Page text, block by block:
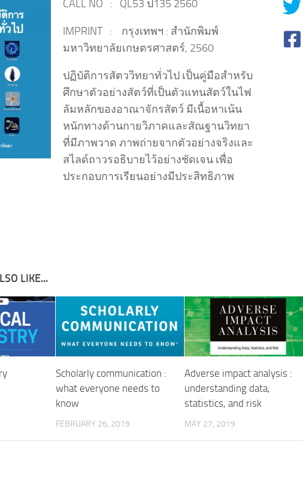
CALL NO : QL53 ป135 2560
IMPRINT : กรุงเทพฯ : สำนักพิมพ์
มหาวิทยาลัยเกษตรศาสตร์, 2560
ปฏิบัติการสัตววิทยาทั่วไป เป็นคู่มือสำหรับ
ศึกษาตัวอย่างสัตว์ที่เป็นตัวแทนสัตว์ในไฟ
ลัมหลักของอาณาจักรสัตว์ มีเนื้อหาเน้น
หนักทางด้านกายวิภาคและสัณฐานวิทยา
ที่มีภาพวาด ภาพถ่ายจากตัวอย่างจริงและ
สไลด์ถาวรอธิบายไว้อย่างชัดเจน เพื่อ
ประกอบการเรียนอย่างมีประสิทธิภาพ
LIKE...
Scholarly communication :
what everyone needs to
know
FEBRUARY 26, 2019
Adverse impact analysis :
understanding data,
statistics, and risk
MAY 27, 2019